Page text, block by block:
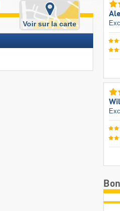
Voir sur la carte